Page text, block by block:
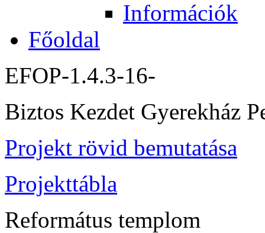
Információk
Főoldal
EFOP-1.4.3-16-
Biztos Kezdet Gyerekház
Projekt rövid bemutatása
Projekttábla
Református templom